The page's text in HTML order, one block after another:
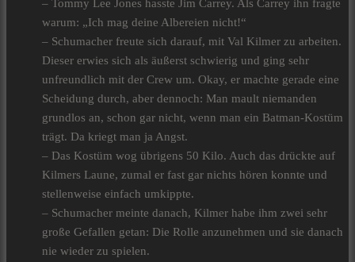
– Tommy Lee Jones hasste Jim Carrey. Als Carrey ihn fragte
warum: „Ich mag deine Albereien nicht!“
– Schumacher freute sich darauf, mit Val Kilmer zu arbeiten.
Dieser erwies sich als äußerst schwierig und ging sehr
unfreundlich mit der Crew um. Okay, er machte gerade eine
Scheidung durch, aber dennoch: Man mault niemanden
grundlos an, schon gar nicht, wenn man ein Batman-Kostüm
trägt. Da kriegt man ja Angst.
– Das Kostüm wog übrigens 50 Kilo. Auch das drückte auf
Kilmers Laune, zumal er fast gar nichts hören konnte und
stellenweise einfach umkippte.
– Schumacher meinte danach, Kilmer habe ihm zwei sehr
große Gefallen getan: Die Rolle anzunehmen und sie danach
nie wieder zu spielen.